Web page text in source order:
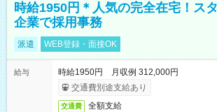
時給1950円＊人気の完全在宅！ス
企業で採用事務
派遣 WEB登録・面接OK
給与
時給1950円 月収例 312,000円
交通費別途支給あり
交通費 全額支給